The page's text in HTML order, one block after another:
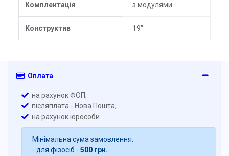
Комплектація з модулями
Конструктив 19"
Оплата
на рахунок ФОП;
післяплата - Нова Пошта;
на рахунок юрособи.
Мінімальна сума замовлення:
- для фізосіб - 500 грн.